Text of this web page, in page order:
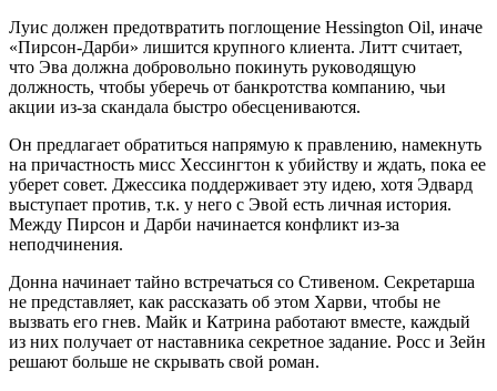
Луис должен предотвратить поглощение Hessington Oil, иначе
«Пирсон-Дарби» лишится крупного клиента. Литт считает,
что Эва должна добровольно покинуть руководящую
должность, чтобы уберечь от банкротства компанию, чьи
акции из-за скандала быстро обесцениваются.
Он предлагает обратиться напрямую к правлению, намекнуть
на причастность мисс Хессингтон к убийству и ждать, пока ее
уберет совет. Джессика поддерживает эту идею, хотя Эдвард
выступает против, т.к. у него с Эвой есть личная история.
Между Пирсон и Дарби начинается конфликт из-за
неподчинения.
Донна начинает тайно встречаться со Стивеном. Секретарша
не представляет, как рассказать об этом Харви, чтобы не
вызвать его гнев. Майк и Катрина работают вместе, каждый
из них получает от наставника секретное задание. Росс и Зейн
решают больше не скрывать свой роман.